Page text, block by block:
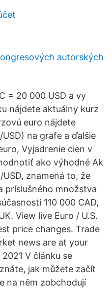
autorských
= 20 000 USD a vy
nájdete aktuálny kurz
euro nájdete
na grafe a ďalšie
Vyjadrenie cien v
ako výhodné Ak
znamená to, že
príslušného množstva
110 000 CAD,
View live Euro / U.S.
price changes. Trade
news are at your
V článku se
jak můžete začít
na něm zobchodují